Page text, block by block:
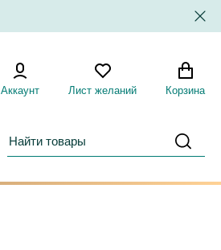
Аккаунт Лист желаний Корзина